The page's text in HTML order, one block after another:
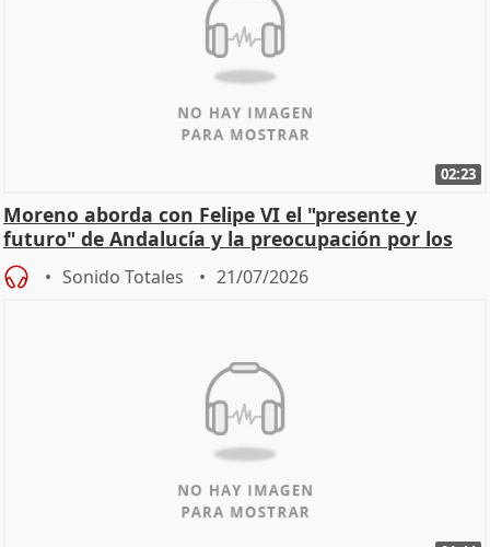
02:23
Moreno aborda con Felipe VI el "presente y
futuro" de Andalucía y la preocupación por los
incendios
Sonido Totales 21/07/2026